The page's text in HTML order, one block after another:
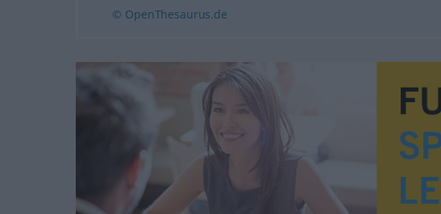
© OpenThesaurus.de